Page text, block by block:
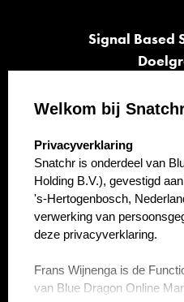
Signal Based
Welkom bij
select language
Privacyverklaring
Snatchr is onderdeel van
Holding B.V.), gevestigd
's-Hertogenbosch,
verwerking van
deze privacyverklaring.
Frans Wijnenga is de
van Blue Dragon Online